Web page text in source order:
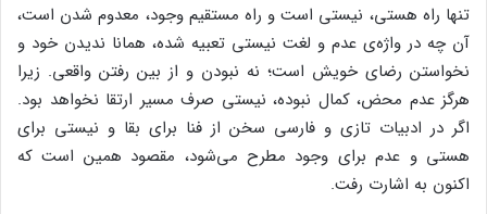
تنها راه هستی، نیستی است و راه مستقیم وجود، معدوم شدن است،
آن چه در واژه‌‌ی عدم و لغت نیستی تعبیه شده، همانا ندیدن خود و
نخواستن رضای خویش است؛ نه نبودن و از بین رفتن واقعی. زیرا
هرگز عدم محض، کمال نبوده، نیستی صرف مسیر ارتقا نخواهد بود.
اگر در ادبیات تازی و فارسی سخن از فنا برای بقا و نیستی برای
هستی و عدم برای وجود مطرح می‌شود، مقصود همین است که
اکنون به اشارت رفت.